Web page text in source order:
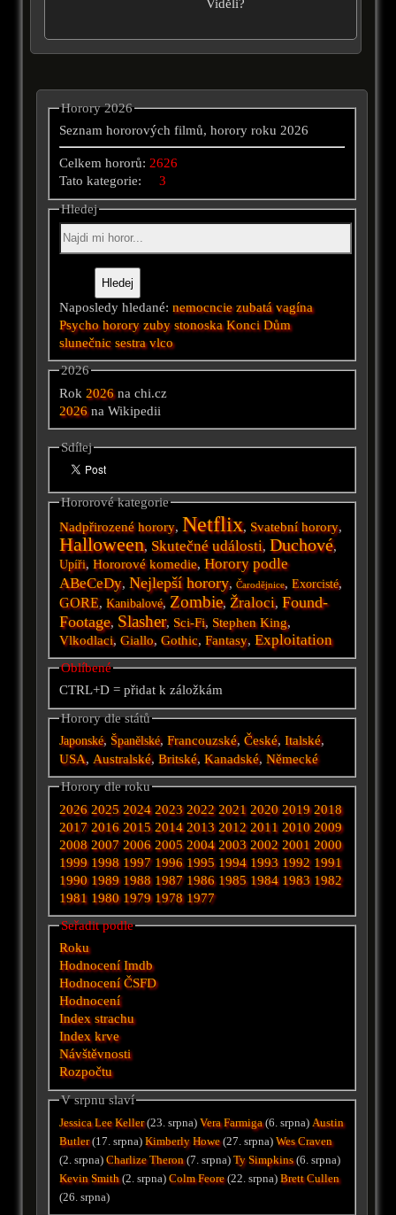
Viděli?
Horory 2026
Seznam hororových filmů, horory roku 2026
Celkem hororů:2626
Tato kategorie:3
Hledej
Naposledy hledané:nemocncie zubatá vagína
Psycho horory zuby stonoska Konci Dům
slunečnic sestra vlco
2026
Rok 2026na chi.cz
2026na Wikipedii
Sdílej
Hororové kategorie
Nadpřirozené horory, Netflix, Svatební horory,
Halloween, Skutečné události, Duchové,
Upíři,Hororové komedie,Horory podle
ABeCeDy, Nejlepší horory,Čarodějnice,Exorcisté,
GORE,Kanibalové, Zombie, Žraloci, Found-
Footage, Slasher, Sci-Fi, Stephen King,
Vlkodlaci,Giallo,Gothic,Fantasy,Exploitation
Oblíbené
CTRL+D = přidat k záložkám
Horory dle států
Japonské, Španělské,Francouzské,České,Italské,
USA, Australské,Britské,Kanadské,Německé
Horory dle roku
2026 2025 2024 2023 2022 2021 2020 2019 2018
2017 2016 2015 2014 2013 2012 2011 2010 2009
2008 2007 2006 2005 2004 2003 2002 2001 2000
1999 1998 1997 1996 1995 1994 1993 1992 1991
1990 1989 1988 1987 1986 1985 1984 1983 1982
1981 1980 1979 1978 1977
Seřadit podle
Roku
Hodnocení Imdb
Hodnocení ČSFD
Hodnocení
Index strachu
Index krve
Návštěvnosti
Rozpočtu
V srpnu slaví
Jessica Lee Keller(23. srpna)Vera Farmiga(6. srpna)Austin
Butler(17. srpna)Kimberly Howe(27. srpna)Wes Craven
(2. srpna)Charlize Theron(7. srpna)Ty Simpkins(6. srpna)
Kevin Smith(2. srpna)Colm Feore(22. srpna)Brett Cullen
(26. srpna)